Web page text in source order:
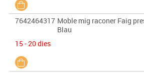
7642464317 Moble mig raconer Faig
Blau
15 - 20 dies